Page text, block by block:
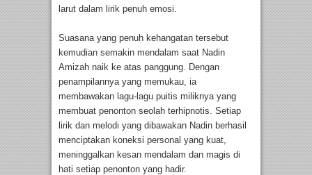
larut dalam lirik penuh emosi.
Suasana yang penuh kehangatan tersebut
kemudian semakin mendalam saat Nadin
Amizah naik ke atas panggung. Dengan
penampilannya yang memukau, ia
membawakan lagu-lagu puitis miliknya yang
membuat penonton seolah terhipnotis. Setiap
lirik dan melodi yang dibawakan Nadin berhasil
menciptakan koneksi personal yang kuat,
meninggalkan kesan mendalam dan magis di
hati setiap penonton yang hadir.